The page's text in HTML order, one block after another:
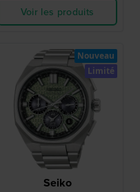
Voir les produits
Seiko
Nouveau
Limité